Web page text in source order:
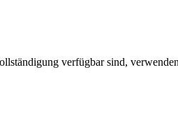
verfügbar sind,